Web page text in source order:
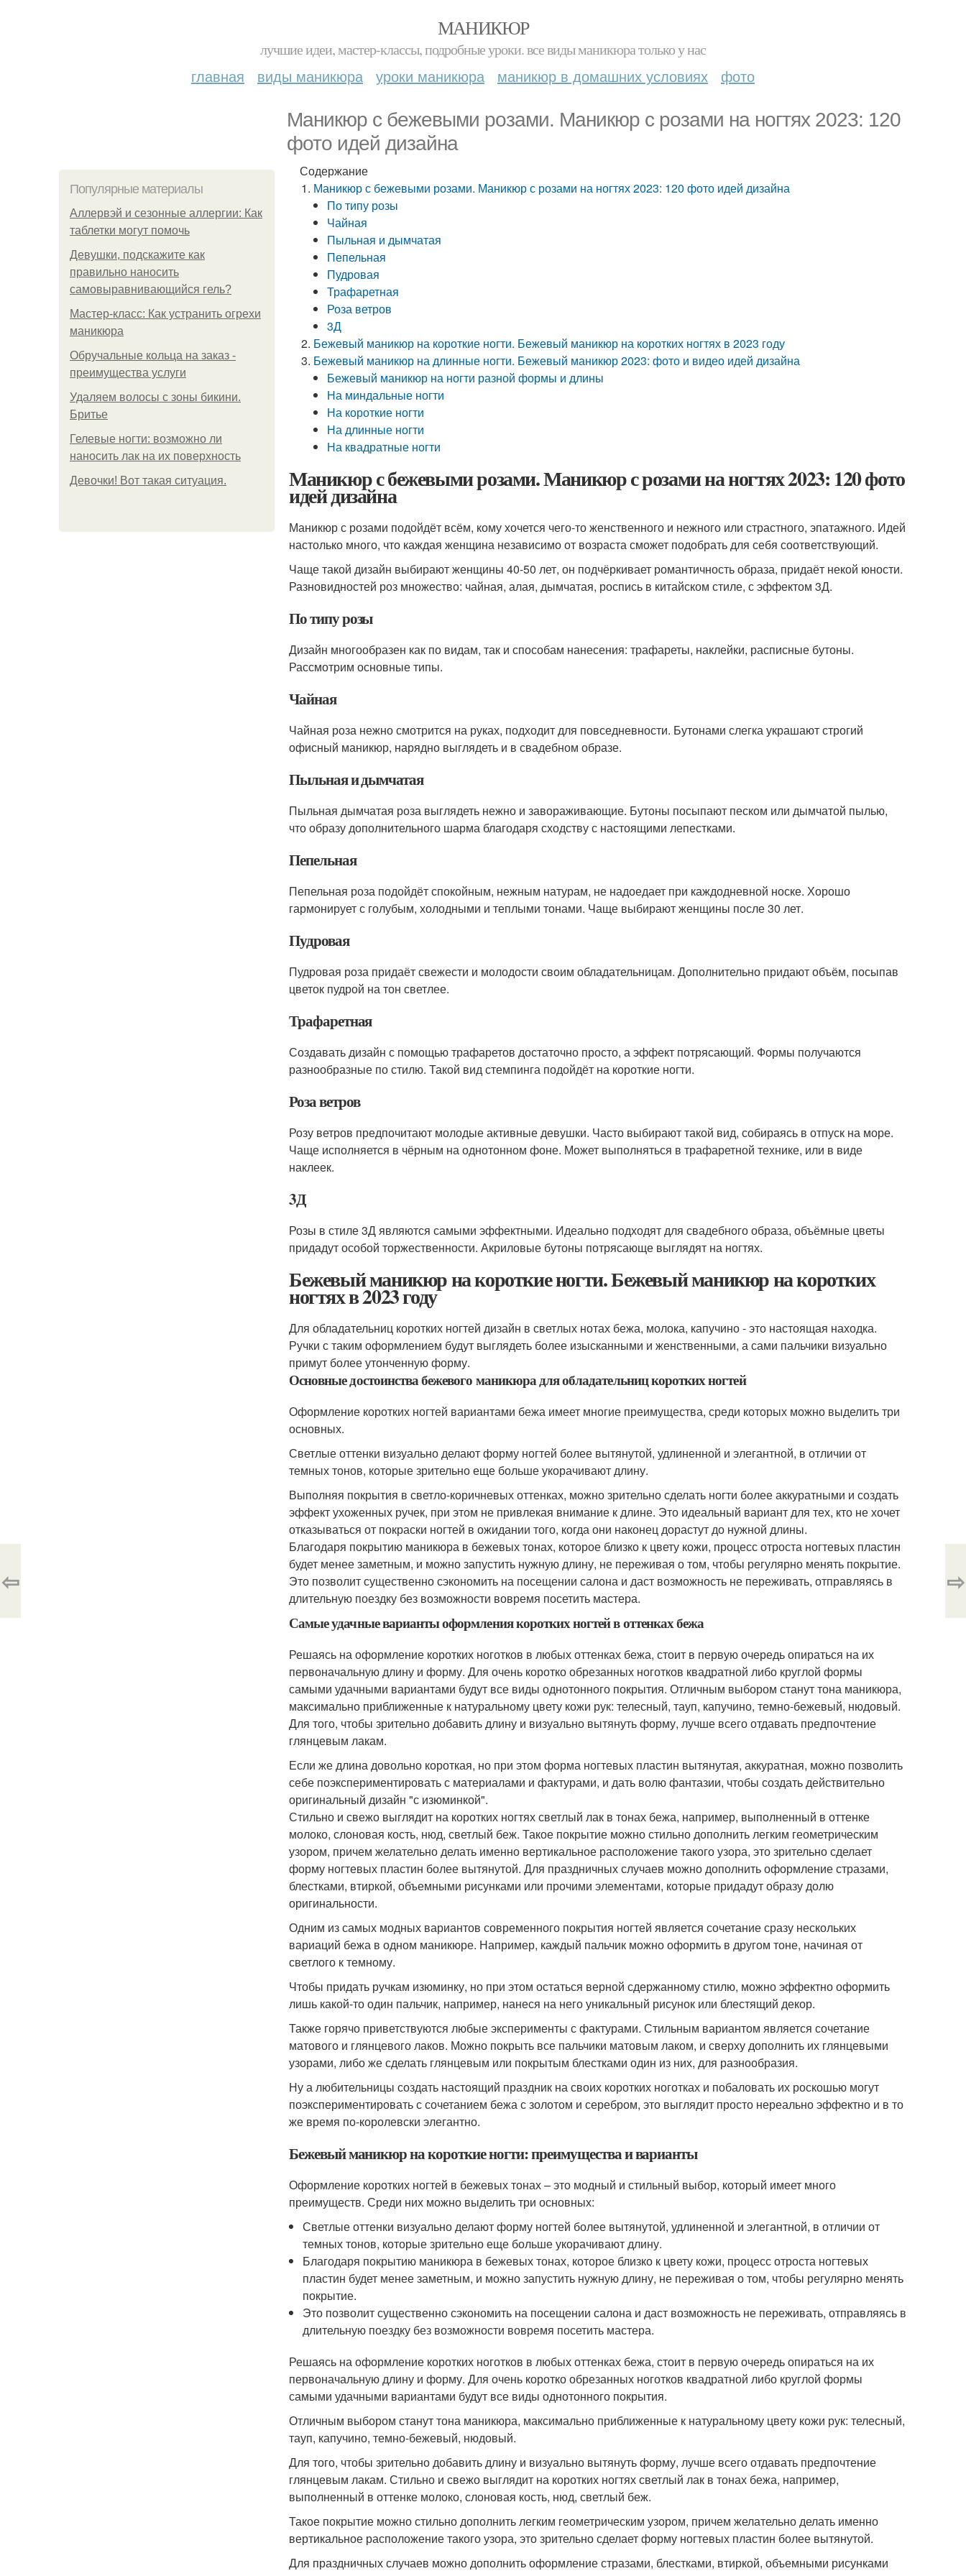
МАНИКЮР
лучшие идеи, мастер-классы, подробные уроки. все виды маникюра только у нас
главная виды маникюра уроки маникюра маникюр в домашних условиях фото
Маникюр с бежевыми розами. Маникюр с розами на ногтях 2023: 120
фото идей дизайна
Популярные материалы
Аллервэй и сезонные аллергии: Как
таблетки могут помочь
Девушки, подскажите как
правильно наносить
самовыравнивающийся гель?
Мастер-класс: Как устранить огрехи
маникюра
Обручальные кольца на заказ -
преимущества услуги
Удаляем волосы с зоны бикини.
Бритье
Гелевые ногти: возможно ли
наносить лак на их поверхность
Девочки! Вот такая ситуация.
Содержание
Маникюр с бежевыми розами. Маникюр с розами на ногтях 2023: 120 фото идей дизайна
По типу розы
Чайная
Пыльная и дымчатая
Пепельная
Пудровая
Трафаретная
Роза ветров
3Д
Бежевый маникюр на короткие ногти. Бежевый маникюр на коротких ногтях в 2023 году
Бежевый маникюр на длинные ногти. Бежевый маникюр 2023: фото и видео идей дизайна
Бежевый маникюр на ногти разной формы и длины
На миндальные ногти
На короткие ногти
На длинные ногти
На квадратные ногти
Маникюр с бежевыми розами. Маникюр с розами на ногтях 2023: 120 фото
идей дизайна
Маникюр с розами подойдёт всём, кому хочется чего-то женственного и нежного или страстного, эпатажного. Идей
настолько много, что каждая женщина независимо от возраста сможет подобрать для себя соответствующий.
Чаще такой дизайн выбирают женщины 40-50 лет, он подчёркивает романтичность образа, придаёт некой юности.
Разновидностей роз множество: чайная, алая, дымчатая, роспись в китайском стиле, с эффектом 3Д.
По типу розы
Дизайн многообразен как по видам, так и способам нанесения: трафареты, наклейки, расписные бутоны.
Рассмотрим основные типы.
Чайная
Чайная роза нежно смотрится на руках, подходит для повседневности. Бутонами слегка украшают строгий
офисный маникюр, нарядно выглядеть и в свадебном образе.
Пыльная и дымчатая
Пыльная дымчатая роза выглядеть нежно и завораживающие. Бутоны посыпают песком или дымчатой пылью,
что образу дополнительного шарма благодаря сходству с настоящими лепестками.
Пепельная
Пепельная роза подойдёт спокойным, нежным натурам, не надоедает при каждодневной носке. Хорошо
гармонирует с голубым, холодными и теплыми тонами. Чаще выбирают женщины после 30 лет.
Пудровая
Пудровая роза придаёт свежести и молодости своим обладательницам. Дополнительно придают объём, посыпав
цветок пудрой на тон светлее.
Трафаретная
Создавать дизайн с помощью трафаретов достаточно просто, а эффект потрясающий. Формы получаются
разнообразные по стилю. Такой вид стемпинга подойдёт на короткие ногти.
Роза ветров
Розу ветров предпочитают молодые активные девушки. Часто выбирают такой вид, собираясь в отпуск на море.
Чаще исполняется в чёрным на однотонном фоне. Может выполняться в трафаретной технике, или в виде
наклеек.
3Д
Розы в стиле 3Д являются самыми эффектными. Идеально подходят для свадебного образа, объёмные цветы
придадут особой торжественности. Акриловые бутоны потрясающе выглядят на ногтях.
Бежевый маникюр на короткие ногти. Бежевый маникюр на коротких
ногтях в 2023 году
Для обладательниц коротких ногтей дизайн в светлых нотах бежа, молока, капучино - это настоящая находка.
Ручки с таким оформлением будут выглядеть более изысканными и женственными, а сами пальчики визуально
примут более утонченную форму.
Основные достоинства бежевого маникюра для обладательниц коротких ногтей
Оформление коротких ногтей вариантами бежа имеет многие преимущества, среди которых можно выделить три
основных.
Светлые оттенки визуально делают форму ногтей более вытянутой, удлиненной и элегантной, в отличии от
темных тонов, которые зрительно еще больше укорачивают длину.
Выполняя покрытия в светло-коричневых оттенках, можно зрительно сделать ногти более аккуратными и создать
эффект ухоженных ручек, при этом не привлекая внимание к длине. Это идеальный вариант для тех, кто не хочет
отказываться от покраски ногтей в ожидании того, когда они наконец дорастут до нужной длины.
Благодаря покрытию маникюра в бежевых тонах, которое близко к цвету кожи, процесс отроста ногтевых пластин
будет менее заметным, и можно запустить нужную длину, не переживая о том, чтобы регулярно менять покрытие.
Это позволит существенно сэкономить на посещении салона и даст возможность не переживать, отправляясь в
длительную поездку без возможности вовремя посетить мастера.
Самые удачные варианты оформления коротких ногтей в оттенках бежа
Решаясь на оформление коротких ноготков в любых оттенках бежа, стоит в первую очередь опираться на их
первоначальную длину и форму. Для очень коротко обрезанных ноготков квадратной либо круглой формы
самыми удачными вариантами будут все виды однотонного покрытия. Отличным выбором станут тона маникюра,
максимально приближенные к натуральному цвету кожи рук: телесный, тауп, капучино, темно-бежевый, нюдовый.
Для того, чтобы зрительно добавить длину и визуально вытянуть форму, лучше всего отдавать предпочтение
глянцевым лакам.
Если же длина довольно короткая, но при этом форма ногтевых пластин вытянутая, аккуратная, можно позволить
себе поэкспериментировать с материалами и фактурами, и дать волю фантазии, чтобы создать действительно
оригинальный дизайн "с изюминкой".
Стильно и свежо выглядит на коротких ногтях светлый лак в тонах бежа, например, выполненный в оттенке
молоко, слоновая кость, нюд, светлый беж. Такое покрытие можно стильно дополнить легким геометрическим
узором, причем желательно делать именно вертикальное расположение такого узора, это зрительно сделает
форму ногтевых пластин более вытянутой. Для праздничных случаев можно дополнить оформление стразами,
блестками, втиркой, объемными рисунками или прочими элементами, которые придадут образу долю
оригинальности.
Одним из самых модных вариантов современного покрытия ногтей является сочетание сразу нескольких
вариаций бежа в одном маникюре. Например, каждый пальчик можно оформить в другом тоне, начиная от
светлого к темному.
Чтобы придать ручкам изюминку, но при этом остаться верной сдержанному стилю, можно эффектно оформить
лишь какой-то один пальчик, например, нанеся на него уникальный рисунок или блестящий декор.
Также горячо приветствуются любые эксперименты с фактурами. Стильным вариантом является сочетание
матового и глянцевого лаков. Можно покрыть все пальчики матовым лаком, и сверху дополнить их глянцевыми
узорами, либо же сделать глянцевым или покрытым блестками один из них, для разнообразия.
Ну а любительницы создать настоящий праздник на своих коротких ноготках и побаловать их роскошью могут
поэкспериментировать с сочетанием бежа с золотом и серебром, это выглядит просто нереально эффектно и в то
же время по-королевски элегантно.
Бежевый маникюр на короткие ногти: преимущества и варианты
Оформление коротких ногтей в бежевых тонах – это модный и стильный выбор, который имеет много
преимуществ. Среди них можно выделить три основных:
Светлые оттенки визуально делают форму ногтей более вытянутой, удлиненной и элегантной, в отличии от
темных тонов, которые зрительно еще больше укорачивают длину.
Благодаря покрытию маникюра в бежевых тонах, которое близко к цвету кожи, процесс отроста ногтевых
пластин будет менее заметным, и можно запустить нужную длину, не переживая о том, чтобы регулярно менять
покрытие.
Это позволит существенно сэкономить на посещении салона и даст возможность не переживать, отправляясь в
длительную поездку без возможности вовремя посетить мастера.
Решаясь на оформление коротких ноготков в любых оттенках бежа, стоит в первую очередь опираться на их
первоначальную длину и форму. Для очень коротко обрезанных ноготков квадратной либо круглой формы
самыми удачными вариантами будут все виды однотонного покрытия.
Отличным выбором станут тона маникюра, максимально приближенные к натуральному цвету кожи рук: телесный,
тауп, капучино, темно-бежевый, нюдовый.
Для того, чтобы зрительно добавить длину и визуально вытянуть форму, лучше всего отдавать предпочтение
глянцевым лакам. Стильно и свежо выглядит на коротких ногтях светлый лак в тонах бежа, например,
выполненный в оттенке молоко, слоновая кость, нюд, светлый беж.
Такое покрытие можно стильно дополнить легким геометрическим узором, причем желательно делать именно
вертикальное расположение такого узора, это зрительно сделает форму ногтевых пластин более вытянутой.
Для праздничных случаев можно дополнить оформление стразами, блестками, втиркой, объемными рисунками
⇦ ⇨